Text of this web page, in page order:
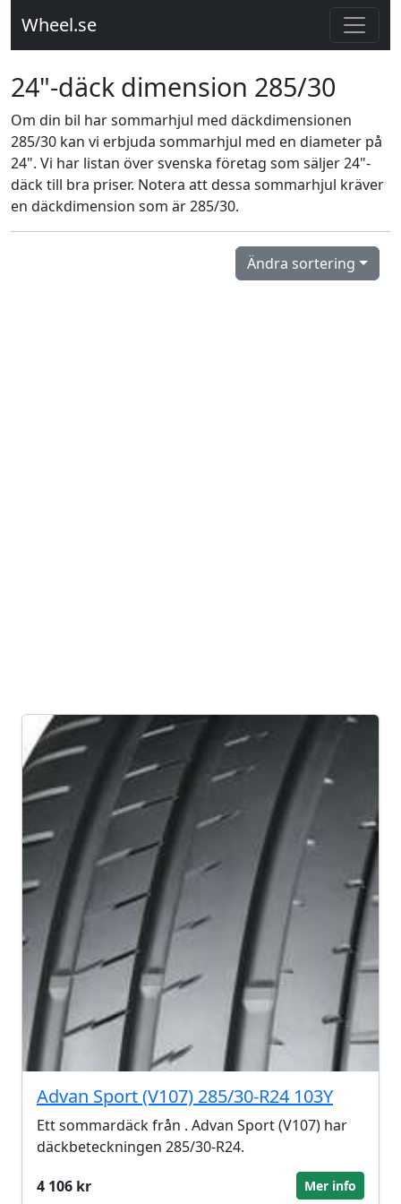
Wheel.se
24"-däck dimension 285/30
Om din bil har sommarhjul med däckdimensionen
285/30 kan vi erbjuda sommarhjul med en diameter på
24". Vi har listan över svenska företag som säljer 24"-
däck till bra priser. Notera att dessa sommarhjul kräver
en däckdimension som är 285/30.
Ändra sortering
Advan Sport (V107) 285/30-R24 103Y
Ett sommardäck från . Advan Sport (V107) har
däckbeteckningen 285/30-R24.
4 106 kr
Mer info